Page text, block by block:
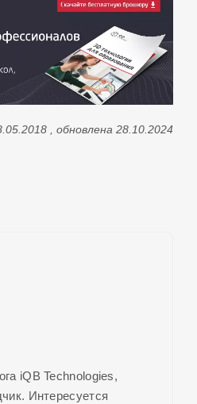
, обновлена 28.10.2024
iQB Technologies,
Интересуется